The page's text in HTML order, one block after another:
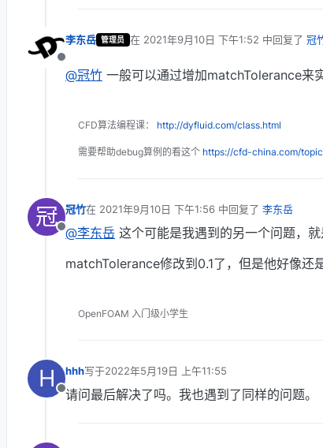
);
离线
李东岳 管理员 在 2021年9月10日 下午1:52 中回复了 冠
最后由 编辑
@冠竹 一般可以通过增加matchTolerance来
CFD算法编程课： http://dyfluid.com/class.html
需要帮助debug算例的看这个 https://cfd-china.com/
冠
离线
冠竹在 2021年9月10日 下午1:56 中回复了 李东岳
最后由 编辑
@李东岳 这个可能是我遇到的另一个问题，
matchTolerance修改到0.1了，但是他好像还
OpenFOAM 入门级小学生
H
离线
hhh写于2022年5月19日 上午11:55
最后由 编辑
请问最后解决了吗。我也遇到了同样的问题。